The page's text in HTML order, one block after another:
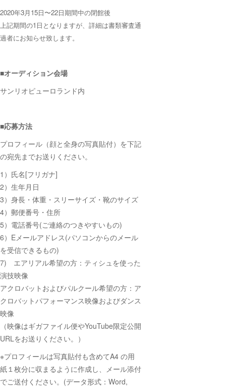
2020年3月15日〜22日期間中の閉館後
上記期間の1日となりますが、 詳細は書類審査通
過者にお知らせ致します。
■オーディション会場
サンリオピューロランド内
■応募方法
プロフィール（顔と全身の写真貼付）を下記
の宛先までお送りください。
1）氏名[フリガナ]
2）生年月日
3）身長・体重・スリーサイズ・靴のサイズ
4）郵便番号・住所
5）電話番号(ご連絡のつきやすいもの)
6）Eメールアドレス(パソコンからのメール
を受信できるもの)
7) エアリアル希望の方：ティシュを使った
演技映像
アクロバットおよびパルクール希望の方：ア
クロバットパフォーマンス映像およびダンス
映像
（映像はギガファイル便やYouTube限定公開
URLをお送りください。）
※プロフィールは写真貼付も含めてA4 の用
紙１枚分に収まるように作成し、メール添付
でご送付ください。(データ形式：Word,